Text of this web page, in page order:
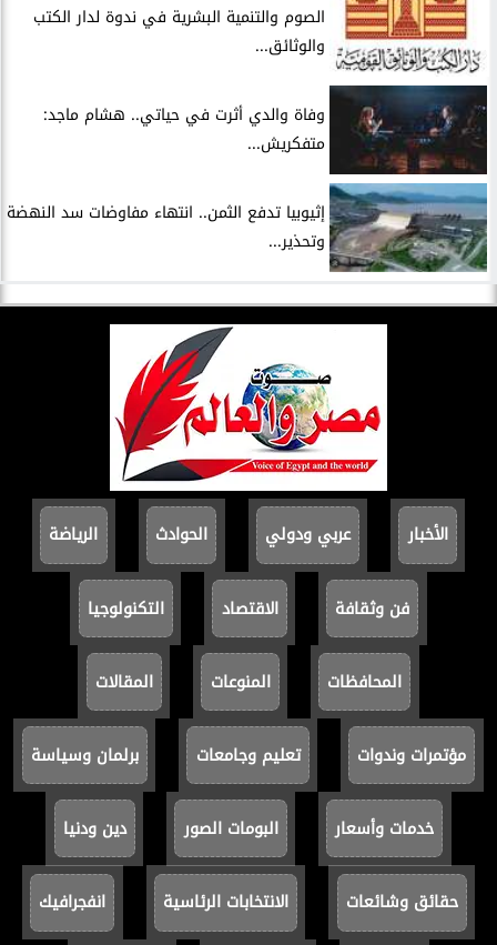
الصوم والتنمية البشرية في ندوة لدار الكتب
والوثائق...
وفاة والدي أثرت في حياتي.. هشام ماجد:
متفكريش...
إثيوبيا تدفع الثمن.. انتهاء مفاوضات سد النهضة
وتحذير...
الأخبار عربي ودولي الحوادث الرياضة
فن وثقافة الاقتصاد التكنولوجيا
المحافظات المنوعات المقالات
مؤتمرات وندوات تعليم وجامعات برلمان وسياسة
خدمات وأسعار البومات الصور دين ودنيا
حقائق وشائعات الانتخابات الرئاسية انفجرافيك